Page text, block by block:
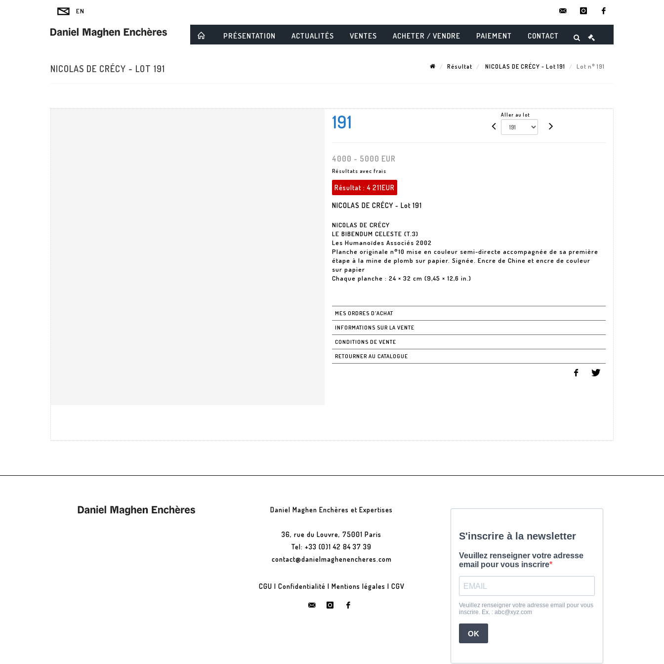
instagram
PRÉSENTATION ACTUALITÉS VENTES ACHETER / VENDRE PAIEMENT CONTACT
NICOLAS DE CRÉCY - LOT 191 Résultat NICOLAS DE CRÉCY - Lot 191 Lot n° 191
191 Aller au lot
4000 - 5000 EUR
Résultats avec frais
Résultat :4 211EUR
NICOLAS DE CRÉCY - Lot 191
NICOLAS DE CRÉCY
LE BIBENDUM CELESTE (T.3)
Les Humanoïdes Associés 2002
Planche originale n°10 mise en couleur semi-directe accompagnée de sa première
étape à la mine de plomb sur papier. Signée. Encre de Chine et encre de couleur
sur papier
Chaque planche : 24 × 32 cm (9,45 × 12,6 in.)
MES ORDRES D'ACHAT
INFORMATIONS SUR LA VENTE
CONDITIONS DE VENTE
RETOURNER AU CATALOGUE
Daniel Maghen Enchères et Expertises
36, rue du Louvre, 75001 Paris
Tel: +33 (0)1 42 84 37 39
contact@danielmaghenencheres.com
CGU | Confidentialité | Mentions légales | CGV